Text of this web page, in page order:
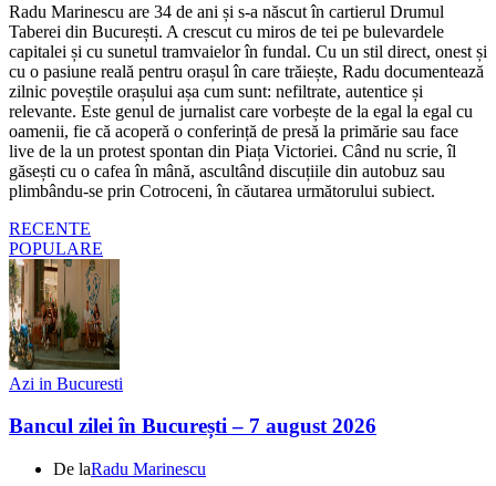
Radu Marinescu are 34 de ani și s-a născut în cartierul Drumul
Taberei din București. A crescut cu miros de tei pe bulevardele
capitalei și cu sunetul tramvaielor în fundal. Cu un stil direct, onest și
cu o pasiune reală pentru orașul în care trăiește, Radu documentează
zilnic poveștile orașului așa cum sunt: nefiltrate, autentice și
relevante. Este genul de jurnalist care vorbește de la egal la egal cu
oamenii, fie că acoperă o conferință de presă la primărie sau face
live de la un protest spontan din Piața Victoriei. Când nu scrie, îl
găsești cu o cafea în mână, ascultând discuțiile din autobuz sau
plimbându-se prin Cotroceni, în căutarea următorului subiect.
RECENTE
POPULARE
Azi in Bucuresti
Bancul zilei în București – 7 august 2026
De laRadu Marinescu